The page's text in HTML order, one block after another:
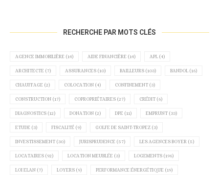
RECHERCHE PAR MOTS CLÉS
AGENCE IMMOBILIÈRE (14) AIDE FINANCIÈRE (14) APL (4)
ARCHITECTE (7) ASSURANCES (10) BAILLEURS (103) BANDOL (16)
CHAUFFAGE (2) COLOCATION (4) CONFINEMENT (3)
CONSTRUCTION (17) COPROPRIÉTAIRES (27) CRÉDIT (6)
DIAGNOSTICS (12) DONATION (2) DPE (11) EMPRUNT (33)
ETUDE (3) FISCALITÉ (9) GOLFE DE SAINT-TROPEZ (3)
INVESTISSEMENT (30) JURISPRUDENCE (57) LES AGENCES BOYER (5)
LOCATAIRES (92) LOCATION MEUBLÉE (3) LOGEMENTS (196)
LOI ELAN (7) LOYERS (9) PERFORMANCE ÉNERGÉTIQUE (19)